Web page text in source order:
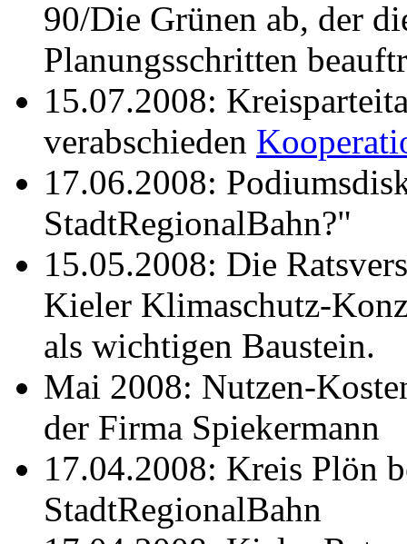
90/Die Grünen ab, der
Planungsschritten
15.07.2008:
verabschieden
17.06.2008:
StadtRegionalBahn?"
15.05.2008: Die
Kieler Klimaschutz-
als wichtigen Baustein.
Mai 2008: Nutzen-
der Firma Spiekermann
17.04.2008: Kreis Plön
StadtRegionalBahn